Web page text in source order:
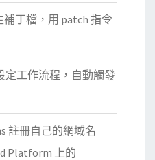
補丁檔，用 patch 指令
定工作流程，自動觸發
註冊自己的網域名
Platform 上的